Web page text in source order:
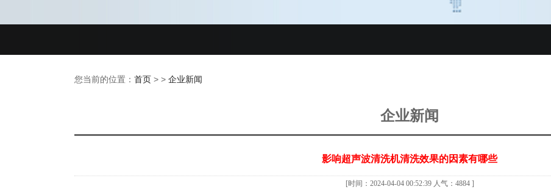
您当前的位置： 首页 > > 企业新闻
企业新闻
影响超声波清洗机清洗效果的因素有哪些
[时间：2024-04-04 00:52:39 人气：4884 ]